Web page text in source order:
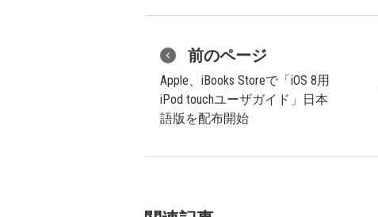
前のページ
Apple、iBooks Storeで「iOS 8用
iPod touchユーザガイド」日本
語版を配布開始